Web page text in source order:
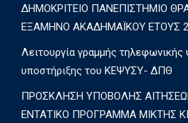
ΔΗΜΟΚΡΙΤΕΙΟ ΠΑΝΕΠΙΣΤΗΜΙΟ
ΕΞΑΜΗΝΟ ΑΚΑΔΗΜΑΪΚΟΥ ΕΤΟΥΣ
Λειτουργία γραμμής τηλεφωνικής
υποστήριξης του ΚΕΨΥΣΥ- ΔΠΘ
ΠΡΟΣΚΛΗΣΗ ΥΠΟΒΟΛΗΣ
ΕΝΤΑΤΙΚΟ ΠΡΟΓΡΑΜΜΑ ΜΙΚΤΗΣ